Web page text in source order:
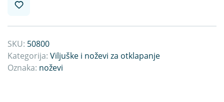
SKU: 50800
Kategorija: Viljuške i noževi za otklapanje
Oznaka: noževi